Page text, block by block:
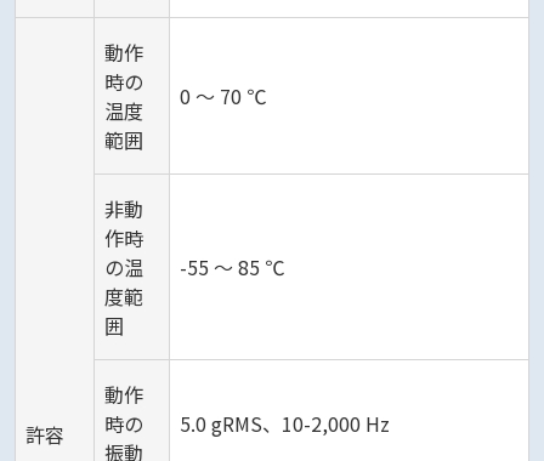
許容
動作
時の
温度
範囲
0 ～ 70 ℃
非動
作時
の温
度範
囲
-55 ～ 85 ℃
動作
時の
振動
5.0 gRMS、10-2,000 Hz